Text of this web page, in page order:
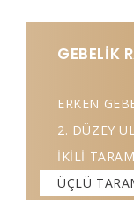
GEBELİK
ERKEN
2. DÜZEY
İKİLİ
ÜÇLÜ